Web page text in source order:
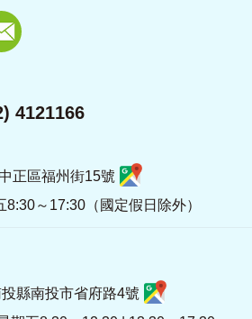
4121166
正區福州街15號
～17:30（國定假日除外）
縣南投市省府路4號